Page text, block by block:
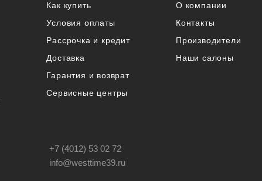
Как купить
Условия оплаты
Рассрочка и кредит
Доставка
Гарантия и возврат
Сервисные центры
О компании
Контакты
Производители
Наши салоны
+7 (4012) 53 02 72
info@westtime39.ru